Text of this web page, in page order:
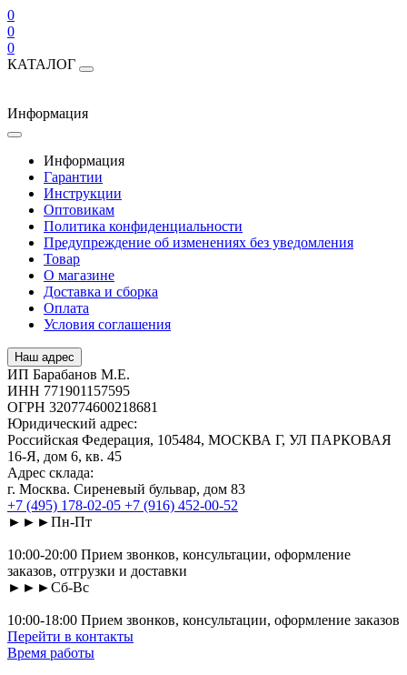
0
0
0
КАТАЛОГ
Информация
Информация
Гарантии
Инструкции
Оптовикам
Политика конфиденциальности
Предупреждение об изменениях без уведомления
Товар
О магазине
Доставка и сборка
Оплата
Условия соглашения
Наш адрес
ИП Барабанов М.Е.
ИНН 771901157595
ОГРН 320774600218681
Юридический адрес:
Российская Федерация, 105484, МОСКВА Г, УЛ ПАРКОВАЯ
16-Я, дом 6, кв. 45
Адрес склада:
г. Москва. Сиреневый бульвар, дом 83
+7 (495) 178-02-05 +7 (916) 452-00-52
►►►Пн-Пт
10:00-20:00 Прием звонков, консультации, оформление
заказов, отгрузки и доставки
►►►Сб-Вс
10:00-18:00 Прием звонков, консультации, оформление заказов
Перейти в контакты
Время работы